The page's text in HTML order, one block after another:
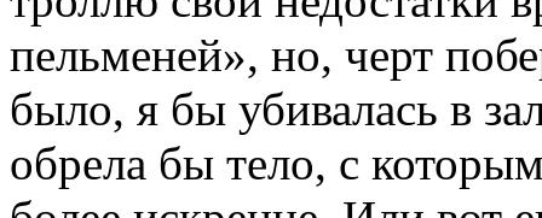
пельменей», но, черт
было, я бы убивалась в
обрела бы тело, с